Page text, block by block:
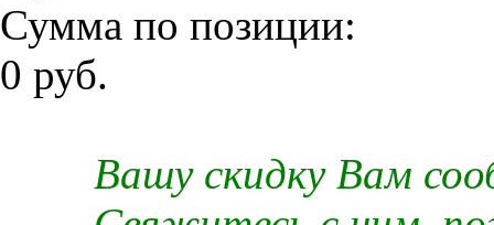
Сумма по позиции:
0 руб.
Вашу скидку Вам